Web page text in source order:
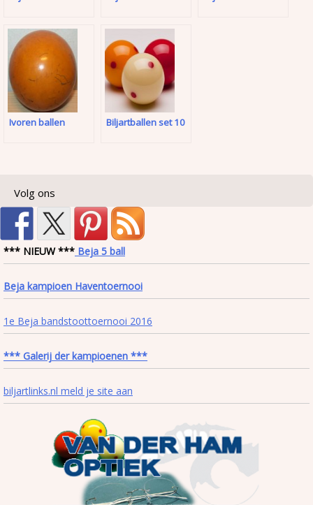
Ivoren ballen Biljartballen set 10
Volg ons
*** NIEUW *** Beja 5 ball
Beja kampioen Haventoernooi
1e Beja bandstoottoernooi 2016
*** Galerij der kampioenen ***
biljartlinks.nl meld je site aan